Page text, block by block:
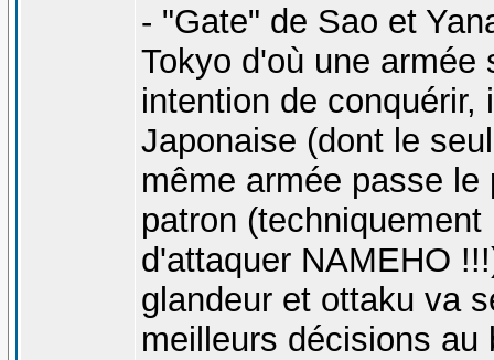
- "Gate" de Sao et
Tokyo d'où une armée
intention de
Japonaise (dont le
même armée passe
patron
d'attaquer NAMEHO
glandeur et ottaku va
meilleurs décisions au